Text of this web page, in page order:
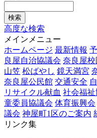
高度な検索
メインメニュー
ホームページ 最新情報
良屋自治協議会 奈良屋
山笠 松ばやし 鏡天満宮
奈良屋公民館 交通安全
リサイクル献血 社会福
童委員協議会 体育振興会
議会 神屋町1区のご案内
リンク集